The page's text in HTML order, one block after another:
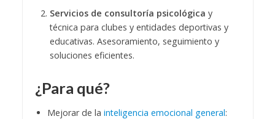
Servicios de consultoría psicológica y
técnica para clubes y entidades deportivas y
educativas. Asesoramiento, seguimiento y
soluciones eficientes.
¿Para qué?
Mejorar de la inteligencia emocional general: